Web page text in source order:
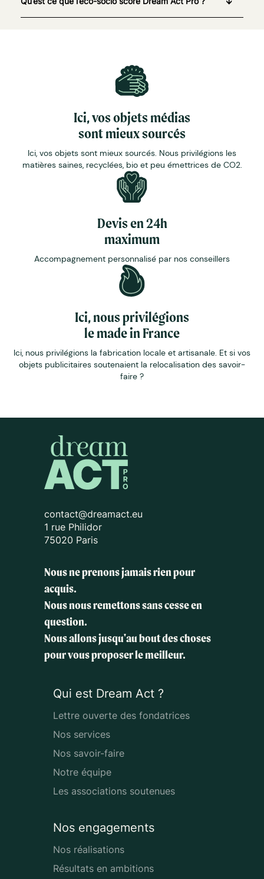
Ici, vos objets médias
sont mieux sourcés
Ici, vos objets sont mieux sourcés. Nous privilégions les
matières saines, recyclées, bio et peu émettrices de CO2.
Devis en 24h
maximum
Accompagnement personnalisé par nos conseillers
Ici, nous privilégions
le made in France
Ici, nous privilégions la fabrication locale et artisanale. Et si vos
objets publicitaires soutenaient la relocalisation des savoir-
faire ?
contact@dreamact.eu
1 rue Philidor
75020 Paris
Nous ne prenons jamais rien pour
acquis.
Nous nous remettons sans cesse en
question.
Nous allons jusqu'au bout des choses
pour vous proposer le meilleur.
Qui est Dream Act ?
Lettre ouverte des fondatrices
Nos services
Nos savoir-faire
Notre équipe
Les associations soutenues
Nos engagements
Nos réalisations
Résultats en ambitions